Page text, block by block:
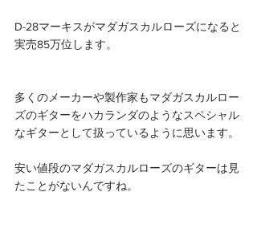
D-28マーキスがマダガスカルローズになると
実売85万位します。
多くのメーカーや製作家もマダガスカルロー
ズのギターをハカランダのようなスペシャル
なギターとして扱っているように思います。
安い値段のマダガスカルローズのギターは見
たことがないんですね。